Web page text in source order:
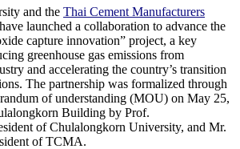
and the Thai Cement Manufacturers
have launched a collaboration to advance the
capture innovation” project, a key
greenhouse gas emissions from
and accelerating the country’s transition
The partnership was formalized through
of understanding (MOU) on May 25,
Building by Prof.
of Chulalongkorn University, and Mr.
of TCMA.